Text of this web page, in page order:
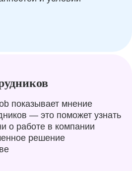
показывает мнение
— это поможет узнать
о работе в компании
решение